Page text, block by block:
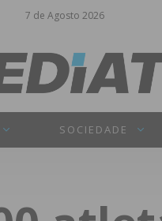
7 de Agosto 2026
SOCIEDADE